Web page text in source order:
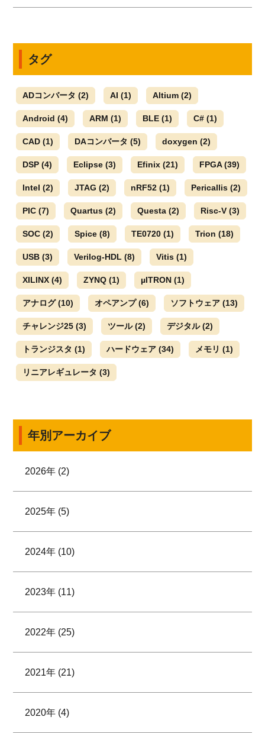
タグ
ADコンバータ (2) AI (1) Altium (2)
Android (4) ARM (1) BLE (1) C# (1)
CAD (1) DAコンバータ (5) doxygen (2)
DSP (4) Eclipse (3) Efinix (21) FPGA(39)
Intel (2) JTAG (2) nRF52 (1) Pericallis (2)
PIC (7) Quartus (2) Questa (2) Risc-V (3)
SOC (2) Spice (8) TE0720 (1) Trion (18)
USB (3) Verilog-HDL (8) Vitis (1)
XILINX (4) ZYNQ (1) µITRON (1)
アナログ(10) オペアンプ(6) ソフトウェア (13)
チャレンジ25 (3) ツール(2) デジタル(2)
トランジスタ (1) ハードウェア (34) メモリ (1)
リニアレギュレータ (3)
年別アーカイブ
2026年 (2)
2025年 (5)
2024年 (10)
2023年 (11)
2022年 (25)
2021年 (21)
2020年 (4)